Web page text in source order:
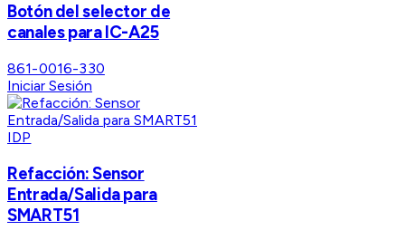
Botón del selector de
canales para IC-A25
861-0016-330
Iniciar Sesión
IDP
Refacción: Sensor
Entrada/Salida para
SMART51